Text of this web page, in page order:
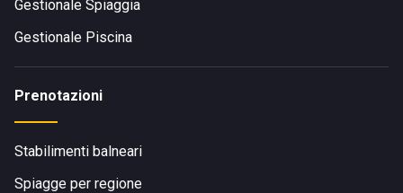
Gestionale Spiaggia
Gestionale Piscina
Prenotazioni
Stabilimenti balneari
Spiagge per regione